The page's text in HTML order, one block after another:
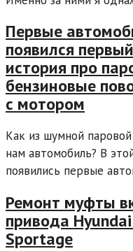
Первые
появился
история про
бензиновые
с мотором
Как из шумной
нам автомобиль? В
появились первые
Ремонт муфты
привода
Sportage